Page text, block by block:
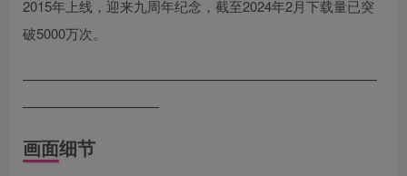
2015年上线，迎来九周年纪念，截至2024年2月下载量已突
破5000万次。
——————————————————————————
——————————
画面细节